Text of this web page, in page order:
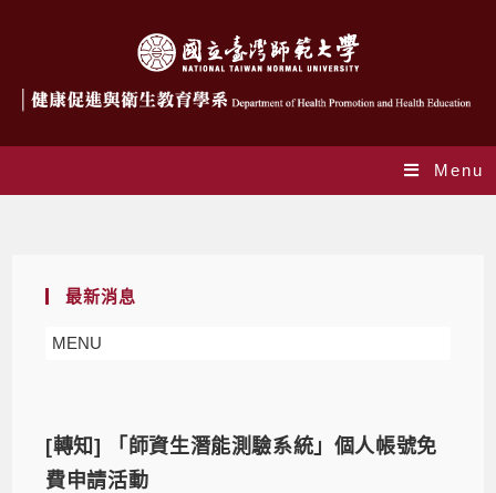
Menu
最新消息
MENU
[轉知] 「師資生潛能測驗系統」個人帳號免
費申請活動